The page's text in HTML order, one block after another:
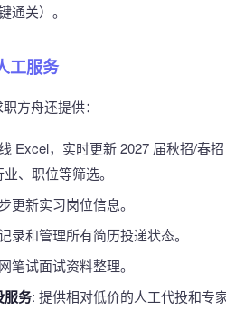
通关）。
工服务
方舟还提供：
Excel，实时更新 2027 届秋招/春招
、职位等筛选。
更新实习岗位信息。
录和管理所有简历投递状态。
笔试面试资料整理。
服务: 提供相对低价的人工代投和专